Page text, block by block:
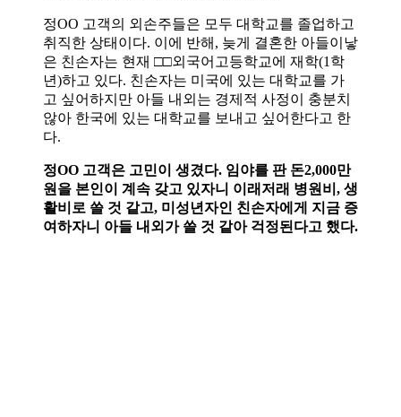
정OO 고객의 외손주들은 모두 대학교를 졸업하고
취직한 상태이다. 이에 반해, 늦게 결혼한 아들이낳
은 친손자는 현재 □□외국어고등학교에 재학(1학
년)하고 있다. 친손자는 미국에 있는 대학교를 가
고 싶어하지만 아들 내외는 경제적 사정이 충분치
않아 한국에 있는 대학교를 보내고 싶어한다고 한
다.
정OO 고객은 고민이 생겼다. 임야를 판 돈2,000만
원을 본인이 계속 갖고 있자니 이래저래 병원비, 생
활비로 쓸 것 같고, 미성년자인 친손자에게 지금 증
여하자니 아들 내외가 쓸 것 같아 걱정된다고 했다.